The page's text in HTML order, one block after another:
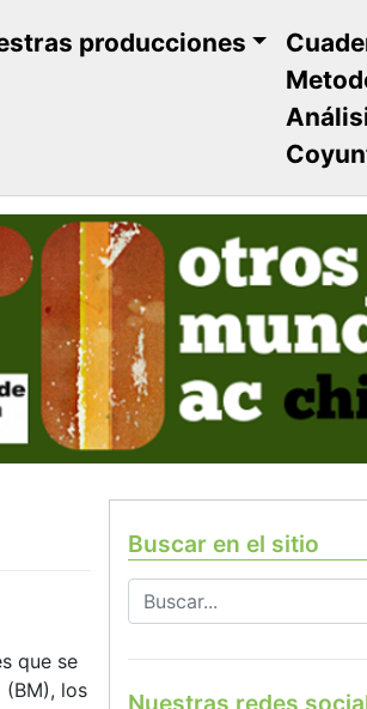
producciones
que se
(BM), los
Buscar en el sitio
Nuestras redes